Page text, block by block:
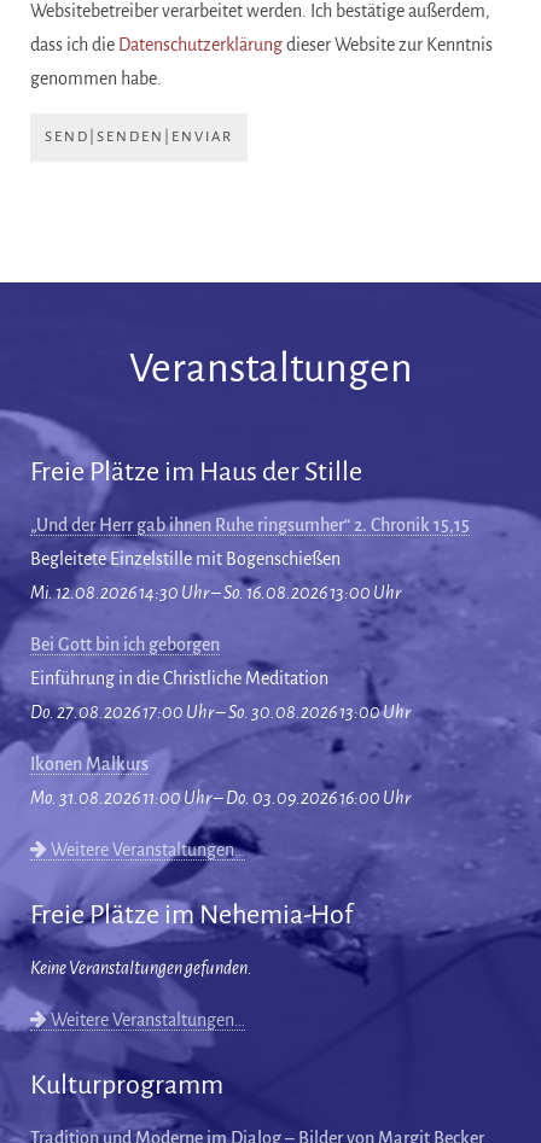
Websitebetreiber verarbeitet werden. Ich bestätige außerdem,
dass ich die Datenschutzerklärungdieser Website zur Kenntnis
genommen habe.
SEND|SENDEN|ENVIAR
Veranstaltungen
Freie Plätze im Haus der Stille
„Und der Herr gab ihnen Ruhe ringsumher“ 2. Chronik 15,15
Begleitete Einzelstille mit Bogenschießen
Mi. 12.08.2026 14:30 Uhr – So. 16.08.2026 13:00 Uhr
Bei Gott bin ich geborgen
Einführung in die Christliche Meditation
Do. 27.08.2026 17:00 Uhr – So. 30.08.2026 13:00 Uhr
Ikonen Malkurs
Mo. 31.08.2026 11:00 Uhr – Do. 03.09.2026 16:00 Uhr
Weitere Veranstaltungen…
Freie Plätze im Nehemia-Hof
Keine Veranstaltungen gefunden.
Weitere Veranstaltungen…
Kulturprogramm
Tradition und Moderne im Dialog – Bilder von Margit Becker